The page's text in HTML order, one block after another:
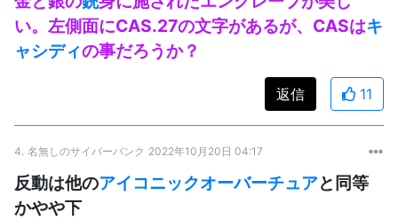
い。左側面にCAS.27の文字があるが、CASはキ
ャシディの事だろうか？
返信 11
4. 名無しのサイバーパンク 2022年10月20日 04:17
反動は他のアイコニックオーバーチュアと同等
かやや下